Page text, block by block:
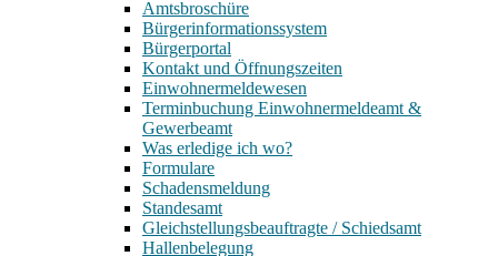
Amtsbroschüre
Bürgerinformationssystem
Bürgerportal
Kontakt und Öffnungszeiten
Einwohnermeldewesen
Terminbuchung Einwohnermeldeamt &
Gewerbeamt
Was erledige ich wo?
Formulare
Schadensmeldung
Standesamt
Gleichstellungsbeauftragte / Schiedsamt
Hallenbelegung